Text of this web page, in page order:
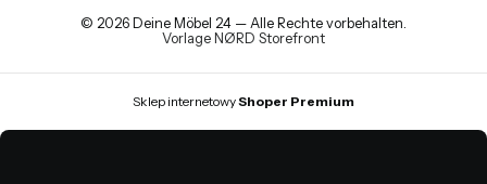
© 2026 Deine Möbel 24 — Alle Rechte vorbehalten.
Vorlage NØRD Storefront
Sklep internetowyShoper Premium